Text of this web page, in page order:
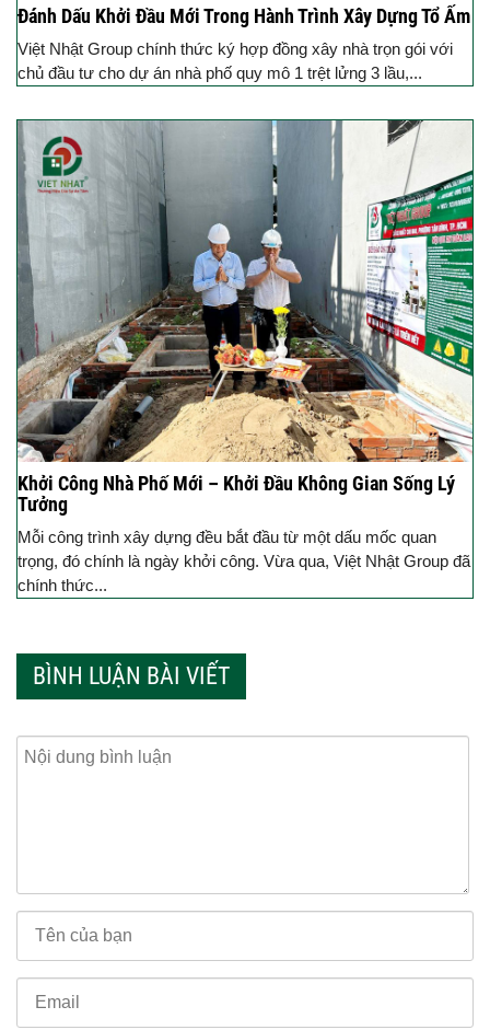
Đánh Dấu Khởi Đầu Mới Trong Hành Trình Xây Dựng Tổ Ấm
Việt Nhật Group chính thức ký hợp đồng xây nhà trọn gói với
chủ đầu tư cho dự án nhà phố quy mô 1 trệt lửng 3 lầu,...
Khởi Công Nhà Phố Mới – Khởi Đầu Không Gian Sống Lý
Tưởng
Mỗi công trình xây dựng đều bắt đầu từ một dấu mốc quan
trọng, đó chính là ngày khởi công. Vừa qua, Việt Nhật Group đã
chính thức...
BÌNH LUẬN BÀI VIẾT